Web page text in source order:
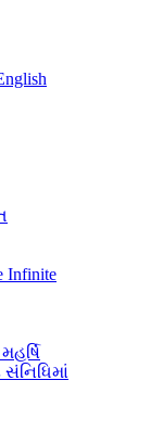
Infinite